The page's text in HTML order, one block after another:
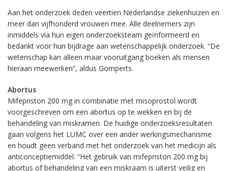
Aan het onderzoek deden veertien Nederlandse ziekenhuizen en
meer dan vijfhonderd vrouwen mee. Alle deelnemers zijn
inmiddels via hun eigen onderzoeksteam geïnformeerd en
bedankt voor hun bijdrage aan wetenschappelijk onderzoek. “De
wetenschap kan alleen maar vooruitgang boeken als mensen
hieraan meewerken”, aldus Gomperts.
Abortus
Mifepriston 200 mg in combinatie met misoprostol wordt
voorgeschreven om een abortus op te wekken en bij de
behandeling van miskramen. De huidige onderzoeksresultaten
gaan volgens het LUMC over een ander werkingsmechanisme
en houdt geen verband met het onderzoek van het medicijn als
anticonceptiemiddel. “Het gebruik van mifepriston 200 mg bij
abortus of behandeling van een miskraam is uiterst veilig en